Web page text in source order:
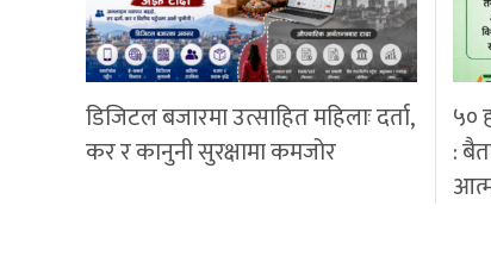
डिजिटल बजारमा उत्साहित महिलाः दर्ता,
कर र कानुनी सुरक्षामा कमजोर
५०
: